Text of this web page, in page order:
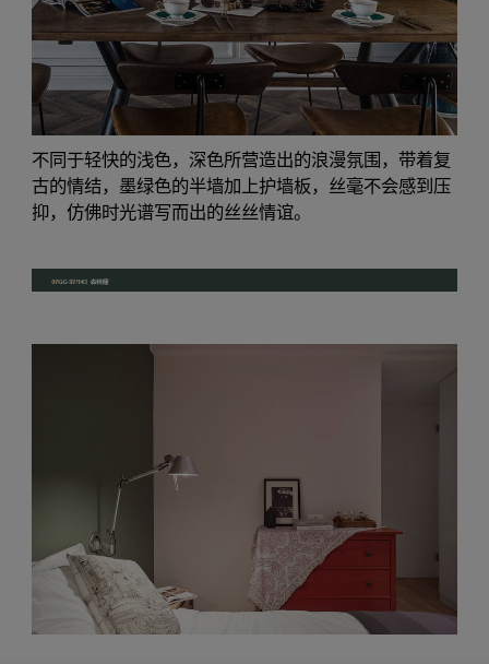
不同于轻快的浅色，深色所营造出的浪漫氛围，带着复
古的情结，墨绿色的半墙加上护墙板，丝毫不会感到压
抑，仿佛时光谱写而出的丝丝情谊。